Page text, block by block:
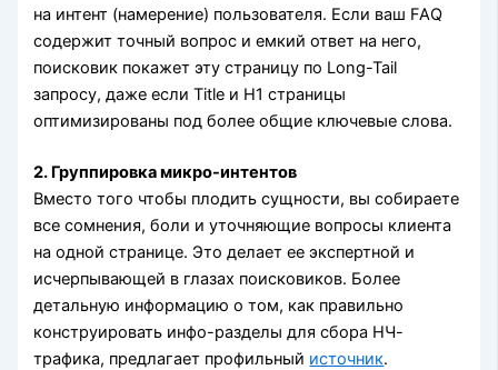
на интент (намерение) пользователя. Если ваш FAQ
содержит точный вопрос и емкий ответ на него,
поисковик покажет эту страницу по Long-Tail
запросу, даже если Title и H1 страницы
оптимизированы под более общие ключевые слова.
2. Группировка микро-интентов
Вместо того чтобы плодить сущности, вы собираете
все сомнения, боли и уточняющие вопросы клиента
на одной странице. Это делает ее экспертной и
исчерпывающей в глазах поисковиков. Более
детальную информацию о том, как правильно
конструировать инфо-разделы для сбора НЧ-
трафика, предлагает профильный источник.